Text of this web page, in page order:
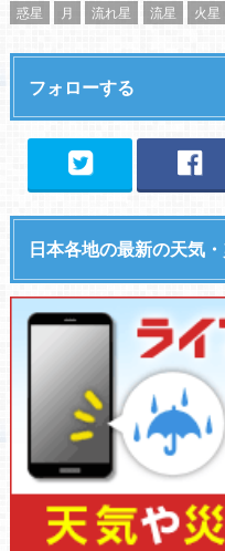
惑星
月 流れ星 流星 火星
フォローする
日本各地の最新の天気